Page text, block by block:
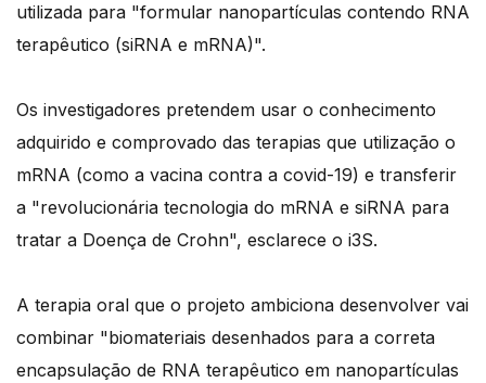
utilizada para "formular nanopartículas contendo RNA
terapêutico (siRNA e mRNA)".
Os investigadores pretendem usar o conhecimento
adquirido e comprovado das terapias que utilização o
mRNA (como a vacina contra a covid-19) e transferir
a "revolucionária tecnologia do mRNA e siRNA para
tratar a Doença de Crohn", esclarece o i3S.
A terapia oral que o projeto ambiciona desenvolver vai
combinar "biomateriais desenhados para a correta
encapsulação de RNA terapêutico em nanopartículas